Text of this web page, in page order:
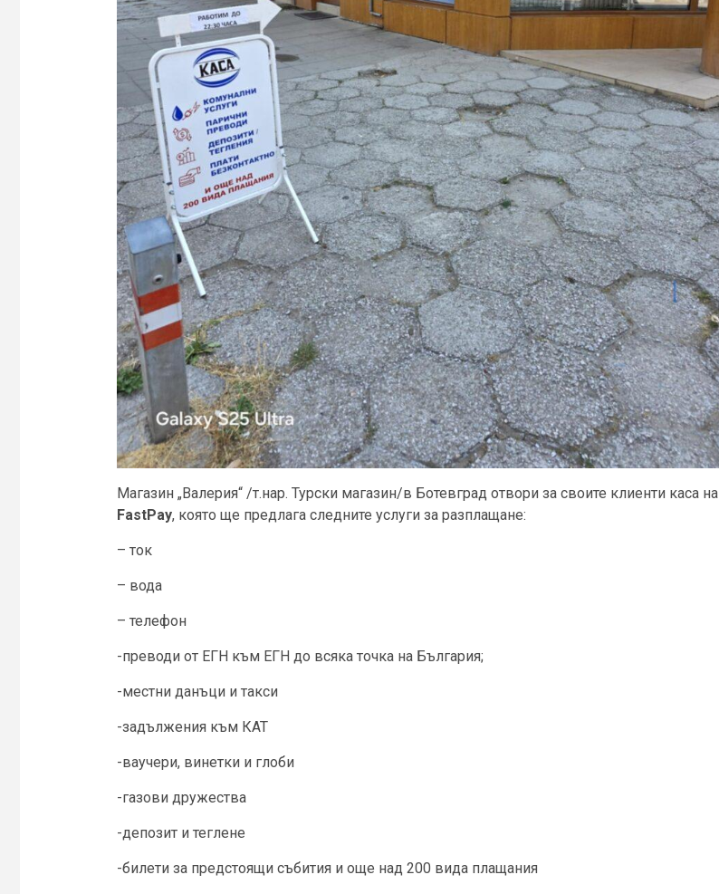
Магазин „Валерия“ /т.нар. Турски магазин/в Ботевград отвори за своите клиенти каса на
FastPay, която ще предлага следните услуги за разплащане:
– ток
– вода
– телефон
-преводи от ЕГН към ЕГН до всяка точка на България;
-местни данъци и такси
-задължения към КАТ
-ваучери, винетки и глоби
-газови дружества
-депозит и теглене
-билети за предстоящи събития и още над 200 вида плащания